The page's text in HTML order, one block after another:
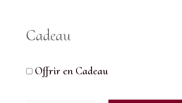
Cadeau
Offrir en Cadeau